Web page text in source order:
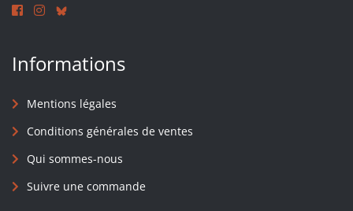
Informations
Mentions légales
Conditions générales de ventes
Qui sommes-nous
Suivre une commande